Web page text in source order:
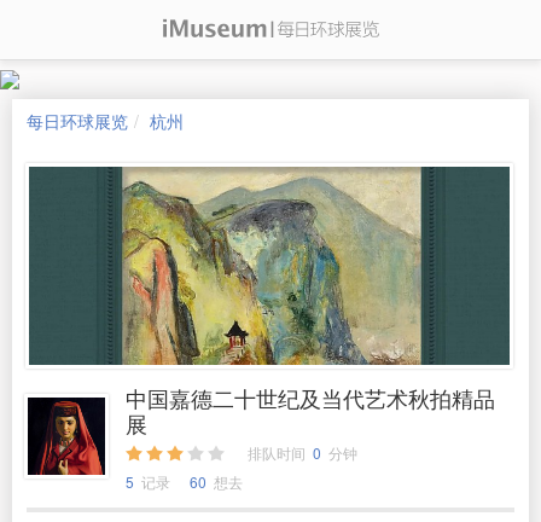
每日环球展览 杭州
中国嘉德二十世纪及当代艺术秋拍精品
展
排队时间 0 分钟
5 记录 60 想去